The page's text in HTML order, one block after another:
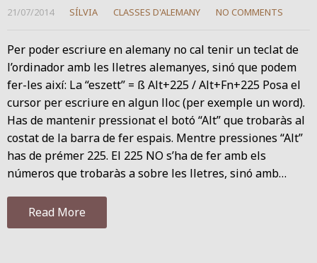
21/07/2014 SÍLVIA CLASSES D'ALEMANY NO COMMENTS
Per poder escriure en alemany no cal tenir un teclat de
l’ordinador amb les lletres alemanyes, sinó que podem
fer-les així: La “eszett” = ß Alt+225 / Alt+Fn+225 Posa el
cursor per escriure en algun lloc (per exemple un word).
Has de mantenir pressionat el botó “Alt” que trobaràs al
costat de la barra de fer espais. Mentre pressiones “Alt”
has de prémer 225. El 225 NO s’ha de fer amb els
números que trobaràs a sobre les lletres, sinó amb…
Read More